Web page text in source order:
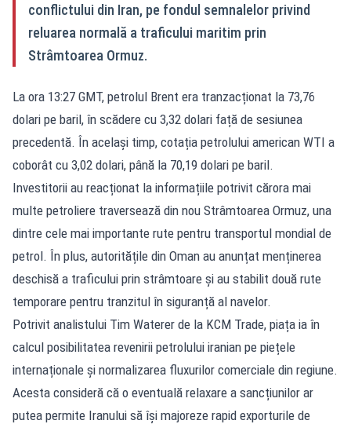
conflictului din Iran, pe fondul semnalelor privind
reluarea normală a traficului maritim prin
Strâmtoarea Ormuz.
La ora 13:27 GMT, petrolul Brent era tranzacționat la 73,76
dolari pe baril, în scădere cu 3,32 dolari față de sesiunea
precedentă. În același timp, cotația petrolului american WTI a
coborât cu 3,02 dolari, până la 70,19 dolari pe baril.
Investitorii au reacționat la informațiile potrivit cărora mai
multe petroliere traversează din nou Strâmtoarea Ormuz, una
dintre cele mai importante rute pentru transportul mondial de
petrol. În plus, autoritățile din Oman au anunțat menținerea
deschisă a traficului prin strâmtoare și au stabilit două rute
temporare pentru tranzitul în siguranță al navelor.
Potrivit analistului Tim Waterer de la KCM Trade, piața ia în
calcul posibilitatea revenirii petrolului iranian pe piețele
internaționale și normalizarea fluxurilor comerciale din regiune.
Acesta consideră că o eventuală relaxare a sancțiunilor ar
putea permite Iranului să își majoreze rapid exporturile de